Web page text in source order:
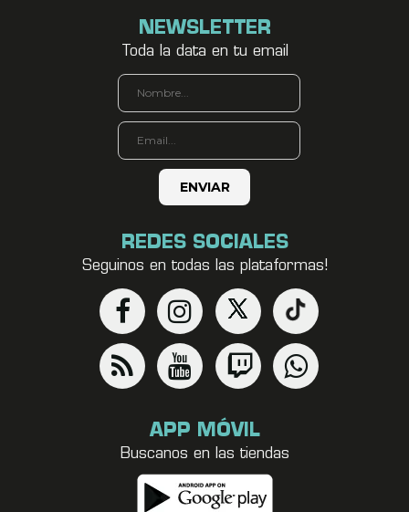
NEWSLETTER
Toda la data en tu email
REDES SOCIALES
Seguinos en todas las plataformas!
APP MÓVIL
Buscanos en las tiendas